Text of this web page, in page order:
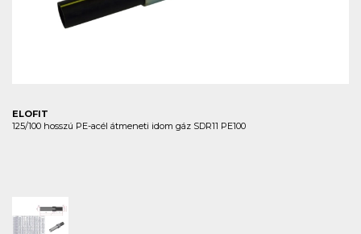
ELOFIT
125/100 hosszú PE-acél átmeneti idom gáz SDR11 PE100